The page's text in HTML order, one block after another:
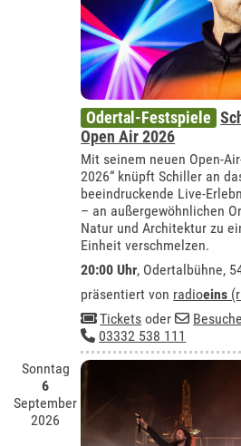
Odertal-Festspiele
Open Air 2026
Mit seinem neuen Open-
2026“ knüpft Schiller an
beeindruckende Live-
– an außergewöhnlichen
Natur und Architektur zu
Einheit verschmelzen.
20:00 Uhr, Odertalbühne,
präsentiert von radioeins
Tickets oder
03332 538 111
Sonntag
6
September
2026